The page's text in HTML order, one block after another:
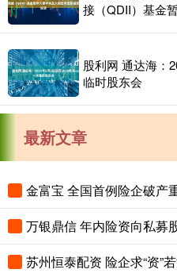
接（QDII）基金
股利网 通达海：
临时股东会
最新文章
万银鼎信 年内险资向私募
苏州恒泰配资 险企求“资”